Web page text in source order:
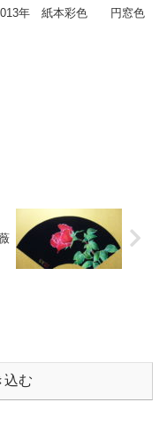
年 紙本彩色 円窓色
込む